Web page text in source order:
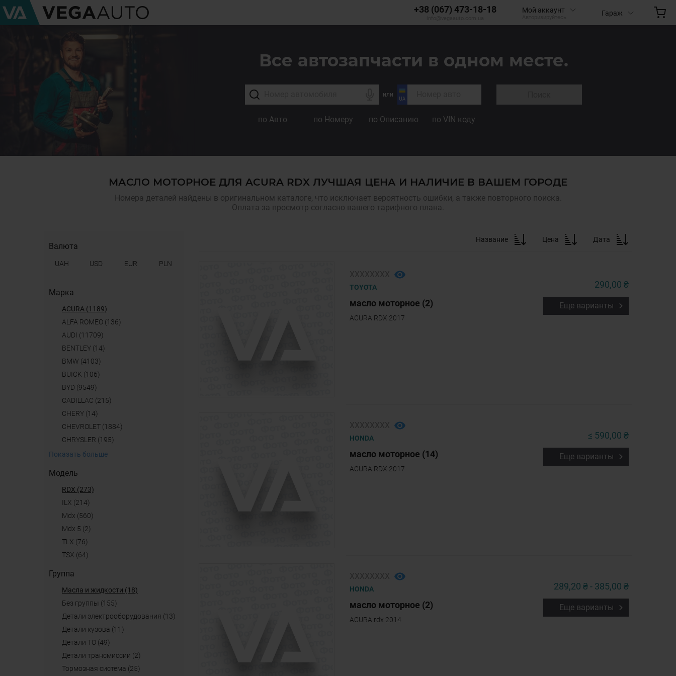
+38 (067) 473-18-18 Мой аккаунт Гараж
Все автозапчасти в одном месте.
или
по Авто по Номеру по Описанию по VIN коду
МАСЛО МОТОРНОЕ ДЛЯ ACURA RDX ЛУЧШАЯ ЦЕНА И НАЛИЧИЕ В ВАШЕМ ГОРОДЕ
Номера деталей найдены в оригинальном каталоге, что исключает вероятность ошибки, а также повторного поиска.
Оплата за просмотр согласно вашего тарифного плана.
Валюта
UAH USD EUR PLN
Марка
ACURA (1189)
ALFA ROMEO (136)
AUDI (11709)
BENTLEY (14)
BMW (4103)
BUICK (106)
BYD (9549)
CADILLAC (215)
CHERY (14)
CHEVROLET (1884)
CHRYSLER (195)
Показать больше
Модель
RDX (273)
ILX (214)
mdx (560)
mdx 5 (2)
TLX (76)
TSX (64)
Группа
масла и жидкости (18)
Без группы (155)
детали электрооборудования (13)
детали кузова (11)
детали ТО (49)
детали трансмиссии (2)
тормозная система (25)
Название Цена Дата
TOYOTA
масло моторное (2)
ACURA RDX 2017
290,00 ₴
Еще варианты
HONDA
масло моторное (14)
ACURA RDX 2017
≤ 590,00 ₴
Еще варианты
HONDA
масло моторное (2)
ACURA rdx 2014
289,20 ₴ - 385,00 ₴
Еще варианты